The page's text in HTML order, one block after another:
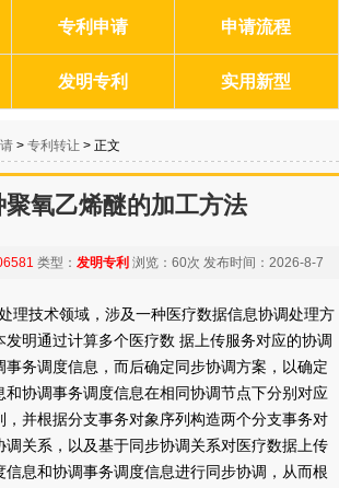
专利申请 申请流程
发明专利 实用新型
> 专利转让 > 正文
聚氧乙烯醚的加工方法
类型： 发明专利 浏览： 60次 发布时间： 2026-8-7
技术领域，涉及一种医疗数据信息协调处理方
发明通过计算多个医疗数 据上传服务对应的协调
事务调度信息，而后确定同步协调方案，以确定
和协调事务调度信息在相同协调节点下分别对应
，并根据分支事务对象序列构造两个分支事务对
调关系，以及基于同步协调关系对医疗数据上传
信息和协调事务调度信息进行同步协调，从而根